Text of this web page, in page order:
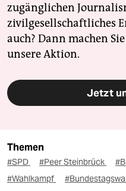
zugänglichen
zivilgesellschaftliches
auch? Dann machen
unsere Aktion.
Jetzt
Themen
#SPD #Peer Steinbrück
#Wahlkampf